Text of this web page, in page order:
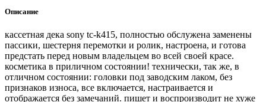
Описание
кассетная дека sony tc-k415, полностью обслужена заменены
пассики, шестерня перемотки и ролик, настроена, и готова
предстать перед новым владельцем во всей своей красе.
косметика в приличном состоянии! технически, так же, в
отличном состоянии: головки под заводским лаком, без
признаков износа, все включается, настраивается и
отображается без замечаний. пишет и воспроизводит не хуже